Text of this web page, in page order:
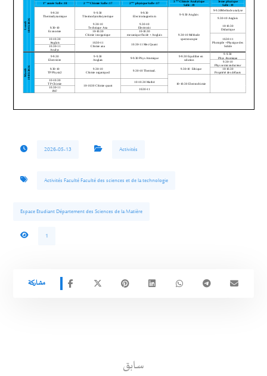
2026-05-13 Activités
Activités Faculté Faculté des sciences et de la technologie
Espace Etudiant Département des Sciences de la Matière
1
سابق